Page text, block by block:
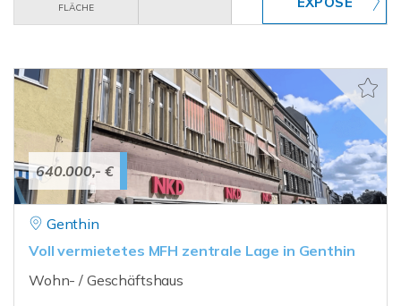
FLÄCHE
640.000,- €
Genthin
Voll vermietetes MFH zentrale Lage in Genthin
Wohn- / Geschäftshaus